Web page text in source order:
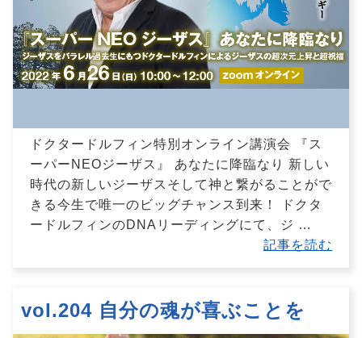
ドクタードルフィン特別オンライン講演会 『ス
ーパーNEOジーザス』 あなたに降臨なり 新しい
時代の新しいジーザスそして神と繋がることがで
きる今生で唯一のビッグチャンス到来！ ドクタ
ードルフィンのDNAリーディングにて、ジ …
記事を読む
vol.204 自分の魂が喜ぶことを